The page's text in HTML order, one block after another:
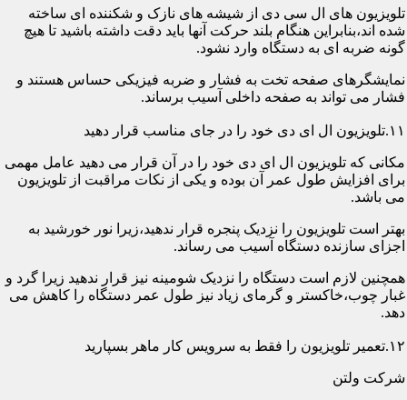
تلویزیون های ال سی دی از شیشه های نازک و شکننده ای ساخته
شده اند،بنابراین هنگام بلند حرکت آنها باید دقت داشته باشید تا هیچ
گونه ضربه ای به دستگاه وارد نشود.
نمایشگرهای صفحه تخت به فشار و ضربه فیزیکی حساس هستند و
فشار می تواند به صفحه داخلی آسیب برساند.
۱۱.تلویزیون ال ای دی خود را در جای مناسب قرار دهید
مکانی که تلویزیون ال ای دی خود را در آن قرار می دهید عامل مهمی
برای افزایش طول عمر آن بوده و یکی از نکات مراقبت از تلویزیون
می باشد.
بهتر است تلویزیون را نزدیک پنجره قرار ندهید،زیرا نور خورشید به
اجزای سازنده دستگاه آسیب می رساند.
همچنین لازم است دستگاه را نزدیک شومینه نیز قرار ندهید زیرا گرد و
غبار چوب،خاکستر و گرمای زیاد نیز طول عمر دستگاه را کاهش می
دهد.
۱۲.تعمیر تلویزیون را فقط به سرویس کار ماهر بسپارید
شرکت ولتن